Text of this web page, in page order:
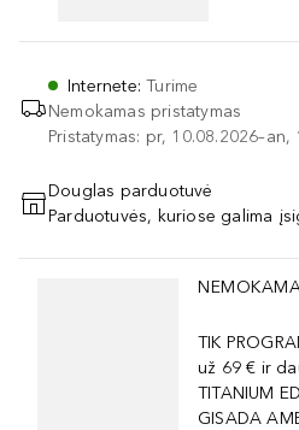
Internete:Turime
Nemokamas pristatymas
Pristatymas: pr, 10.08.2026–an,
PRIDĖTI Į
Douglas parduotuvė
Parduotuvės, kuriose galima
Praleisti slankiklį
TIK
už 69 € ir
TITANIUM
GISADA